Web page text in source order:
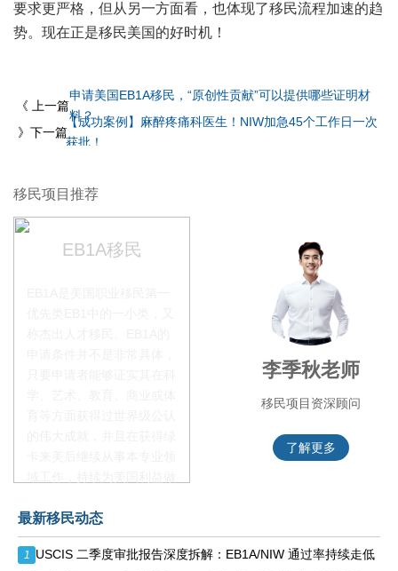
要求更严格，但从另一方面看，也体现了移民流程加速的趋
势。现在正是移民美国的好时机！
《 上一篇
申请美国EB1A移民，“原创性贡献”可以提供哪些证明材
料？
》下一篇
【成功案例】麻醉疼痛科医生！NIW加急45个工作日一次
获批！
移民项目推荐
EB1A移民
额占全球移民签证配额的
28.6%，即大约4万个移民
签证，都会用于满足"优
李季秋老师
移民项目资深顾问
了解更多
最新移民动态
1
USCIS 二季度审批报告深度拆解：EB1A/NIW 通过率持续走低